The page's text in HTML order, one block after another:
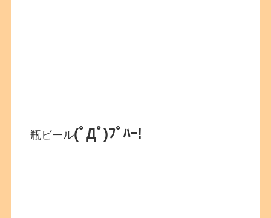
瓶ビール(ﾟДﾟ)ﾌﾟﾊｰ!